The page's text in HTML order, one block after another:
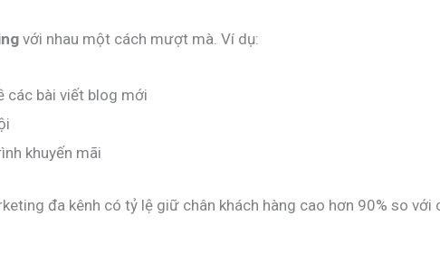
với nhau một cách mượt mà. Ví dụ:
các bài viết blog mới
khuyến mãi
đa kênh có tỷ lệ giữ chân khách hàng cao hơn 90% so với